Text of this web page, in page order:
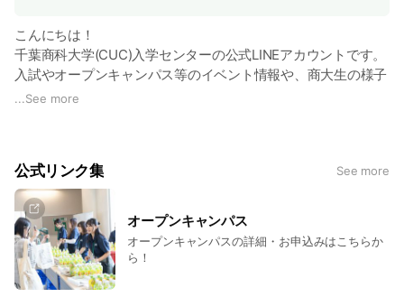
こんにちは！
千葉商科大学(CUC)入学センターの公式LINEアカウントです。
入試やオープンキャンパス等のイベント情報や、商大生の様子
などCUCのリアルをお届け中！
【総合政策学部】 経済学科、政策情報学科
【サービス創造学部】サービス創造学科
【人間社会学部】 人間社会学科
...See more
公式リンク集 See more
オープンキャンパス
オープンキャンパスの詳細・お申込みはこちらか
ら！